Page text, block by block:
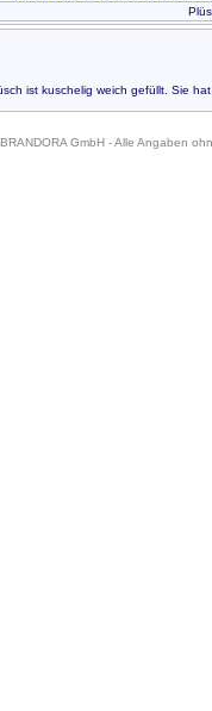
ist kuschelig weich gefüllt. Sie
GmbH - Alle Angaben